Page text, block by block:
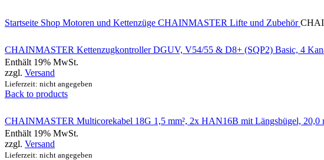
Startseite Shop Motoren und Kettenzüge CHAINMASTER Lifte und Zubehör
CHAINMASTER Kettenzugkontroller DGUV, V54/55 & D8+ (SQP2) Basic, 4
Enthält 19% MwSt.
zzgl. Versand
Lieferzeit: nicht angegeben
Back to products
CHAINMASTER Multicorekabel 18G 1,5 mm², 2x HAN16B mit Längsbügel, 20,0
Enthält 19% MwSt.
zzgl. Versand
Lieferzeit: nicht angegeben